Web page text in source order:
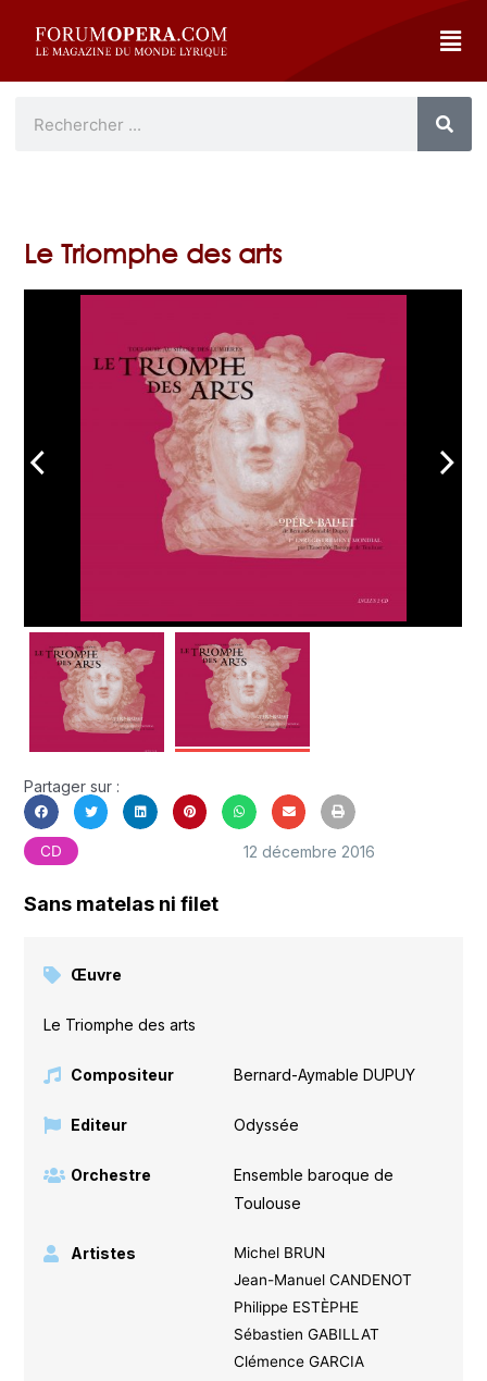
Le Triomphe des arts
arrow_back_ios arrow_forward_ios
Partager sur :
CD 12 décembre 2016
Sans matelas ni filet
Œuvre
Le Triomphe des arts
Compositeur Bernard-Aymable DUPUY
Editeur Odyssée
Orchestre
Ensemble baroque de
Toulouse
Artistes
Michel BRUN
Jean-Manuel CANDENOT
Philippe ESTÈPHE
Sébastien GABILLAT
Clémence GARCIA